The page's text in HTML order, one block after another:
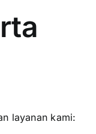
layanan kami: